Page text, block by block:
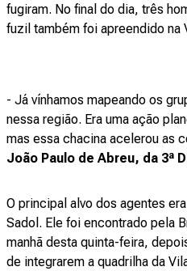
fugiram. No final do dia, três
fuzil também foi apreendido na
- Já vínhamos mapeando os
nessa região. Era uma ação
mas essa chacina acelerou as
João Paulo de Abreu, da 3ª
O principal alvo dos agentes era
Sadol. Ele foi encontrado pela
manhã desta quinta-feira,
de integrarem a quadrilha da